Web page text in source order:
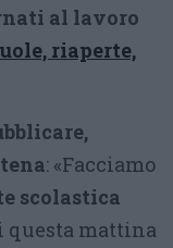
al lavoro
riaperte,
: «Facciamo
scolastica
questa mattina